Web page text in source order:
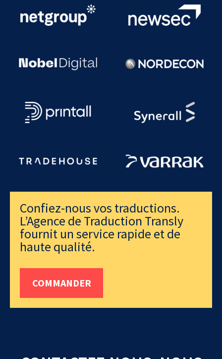
Confiez-nous vos traductions.
L’Agence de Traduction Transly
fournit un service rapide et de
haute qualité.
COMMANDER